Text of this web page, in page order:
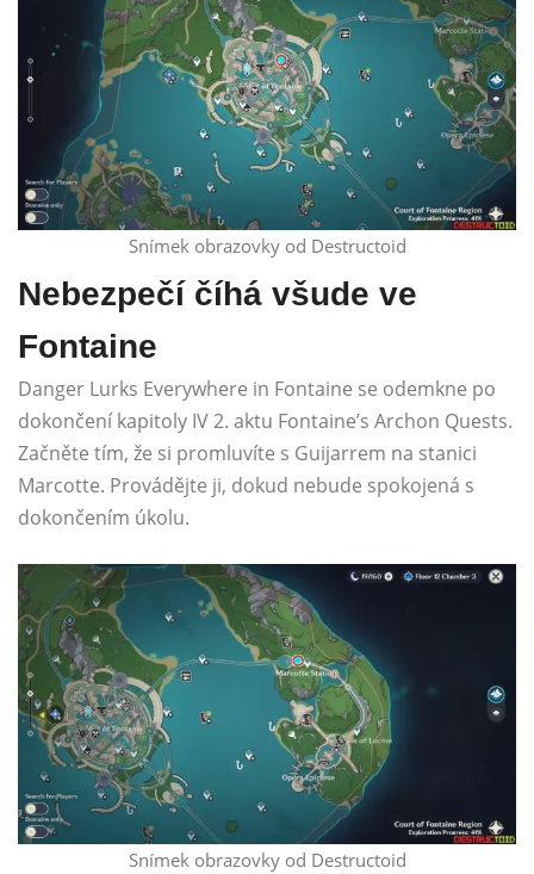
Snímek obrazovky od Destructoid
Nebezpečí číhá všude ve
Fontaine
Danger Lurks Everywhere in Fontaine se odemkne po
dokončení kapitoly IV 2. aktu Fontaine’s Archon Quests.
Začněte tím, že si promluvíte s Guijarrem na stanici
Marcotte. Provádějte ji, dokud nebude spokojená s
dokončením úkolu.
Snímek obrazovky od Destructoid